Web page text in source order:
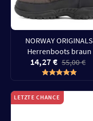
NORWAY ORIGINALS
Herrenboots braun
14,27 € 55,00 €
LETZTE CHANCE